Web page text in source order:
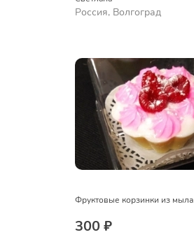
Россия, Волгоград
Фруктовые корзинки из мыла
300 ₽